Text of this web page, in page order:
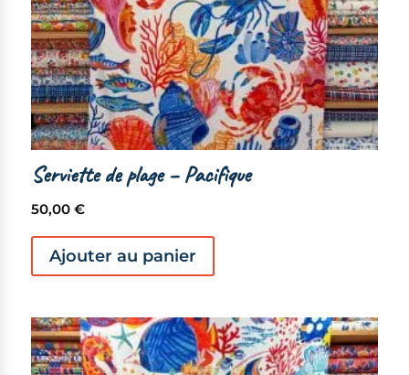
Serviette de plage – Pacifique
50,00 €
Ajouter au panier